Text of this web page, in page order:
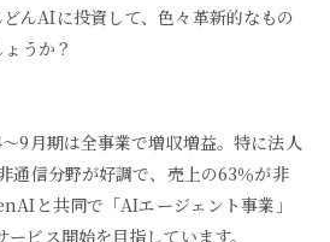
んAIに投資して、色々革新的なもの
うか？
9月期は全事業で増収増益。特に法人
通信分野が好調で、売上の63％が非
と共同で「AIエージェント事業」
ビス開始を目指しています。